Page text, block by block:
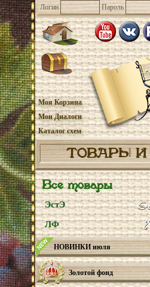
Логин Пароль
Моя Корзина
Мои Диалоги
Каталог схем
ТОВАРЫ И
Все товары
ЭстЭ
ЛФ
НОВИНКИ июля
Золотой фонд